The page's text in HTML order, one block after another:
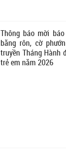
Thông báo mời
băng rôn, cờ
truyền Tháng Hành
trẻ em năm 2026